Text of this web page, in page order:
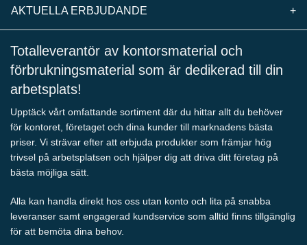
AKTUELLA ERBJUDANDE +
Totalleverantör av kontorsmaterial och
förbrukningsmaterial som är dedikerad till din
arbetsplats!
Upptäck vårt omfattande sortiment där du hittar allt du behöver
för kontoret, företaget och dina kunder till marknadens bästa
priser. Vi strävar efter att erbjuda produkter som främjar hög
trivsel på arbetsplatsen och hjälper dig att driva ditt företag på
bästa möjliga sätt.
Alla kan handla direkt hos oss utan konto och lita på snabba
leveranser samt engagerad kundservice som alltid finns tillgänglig
för att bemöta dina behov.